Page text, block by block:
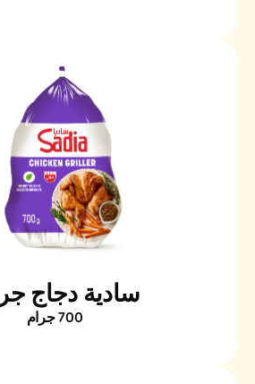
سادية دجاج
700 جرام